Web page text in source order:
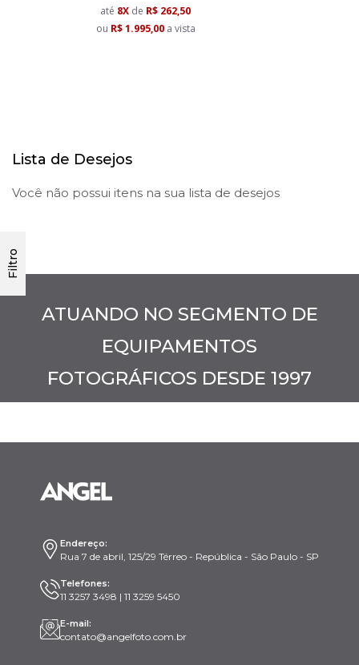
até 8X de R$ 262,50
ou R$ 1.995,00a vista
Filtro
Lista de Desejos
Você não possui itens na sua lista de desejos
ATUANDO NO SEGMENTO DE
EQUIPAMENTOS
FOTOGRÁFICOS DESDE 1997
Endereço:
Rua 7 de abril, 125/29 Térreo - República - São Paulo - SP
Telefones:
11 3257 3498 | 11 3259 5450
E-mail:
contato@angelfoto.com.br